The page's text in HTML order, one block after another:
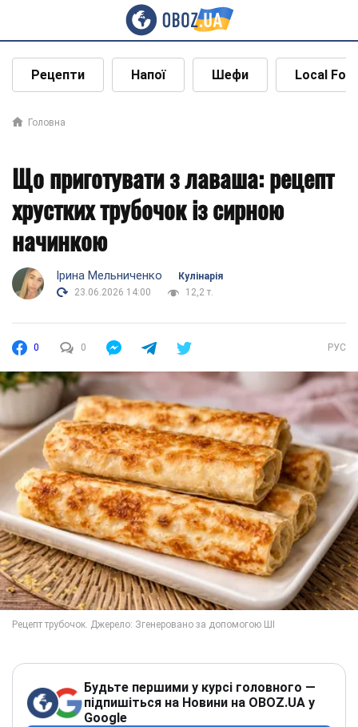
Рецепти Напої Шефи Local
Головна
Що приготувати з лаваша: рецепт
хрустких трубочок із сирною
начинкою
Ірина Мельниченко
Кулінарія
23.06.2026 14:00
12,2 т.
0 0 РУС
Будьте першими у курсі головного —
підпишіться на Новини на OBOZ.UA у
Google